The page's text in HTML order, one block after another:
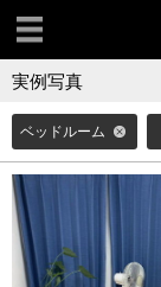
実例写真
ベッドルーム